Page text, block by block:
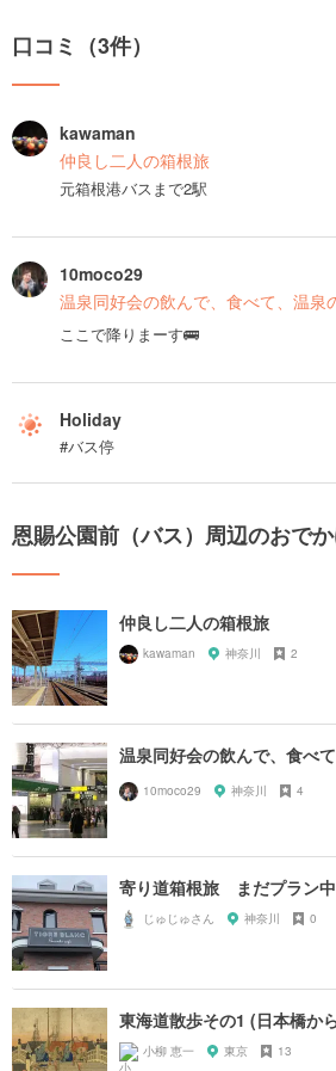
口コミ（3件）
kawaman
仲良し二人の箱根旅
元箱根港バスまで2駅
10moco29
温泉同好会の飲んで、食べて、温泉
ここで降りまーす🚌
Holiday
#バス停
恩賜公園前（バス）周辺のおで
仲良し二人の箱根旅
kawaman 神奈川 2
温泉同好会の飲んで、食べ
10moco29 神奈川 4
寄り道箱根旅 まだプラン中
じゅじゅさん 神奈川 0
東海道散歩その1 (日本橋か
小柳 恵一 東京 13